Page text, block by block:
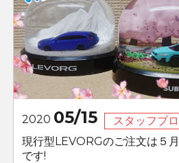
2020 05/15
スタッフブ
現行型LEVORGのご注文は５
です!